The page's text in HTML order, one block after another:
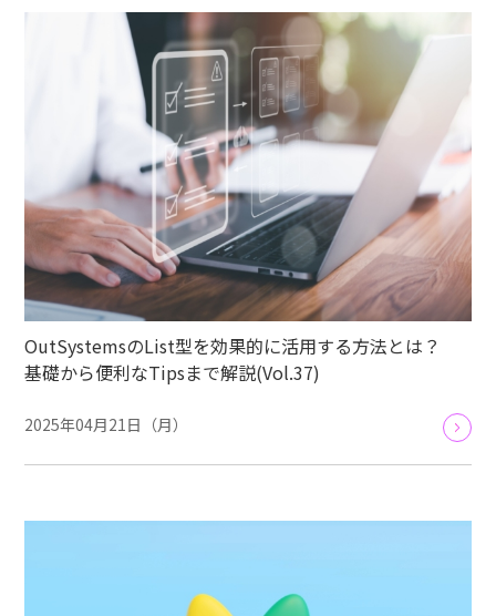
OutSystemsのList型を効果的に活用する方法とは？
基礎から便利なTipsまで解説(Vol.37)
2025年04月21日（月）